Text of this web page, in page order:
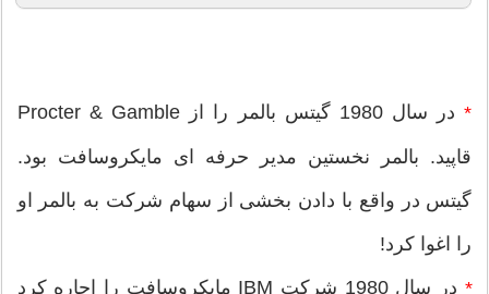
* در سال 1980 گیتس بالمر را از Procter & Gamble
قاپید. بالمر نخستین مدیر حرفه ای مایکروسافت بود.
گیتس در واقع با دادن بخشی از سهام شرکت به بالمر او
را اغوا کرد!
* در سال 1980 شرکت IBM مایکروسافت را اجاره کرد